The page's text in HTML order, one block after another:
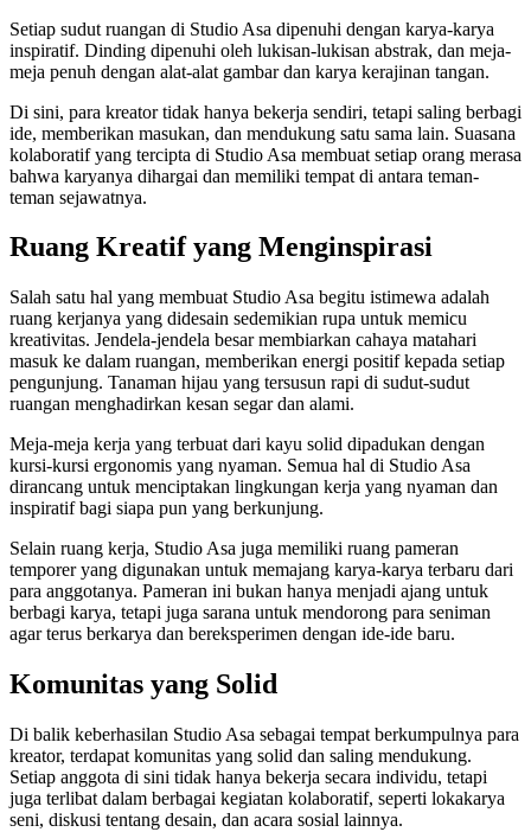
Setiap sudut ruangan di Studio Asa dipenuhi dengan karya-karya
inspiratif. Dinding dipenuhi oleh lukisan-lukisan abstrak, dan meja-
meja penuh dengan alat-alat gambar dan karya kerajinan tangan.
Di sini, para kreator tidak hanya bekerja sendiri, tetapi saling berbagi
ide, memberikan masukan, dan mendukung satu sama lain. Suasana
kolaboratif yang tercipta di Studio Asa membuat setiap orang merasa
bahwa karyanya dihargai dan memiliki tempat di antara teman-
teman sejawatnya.
Ruang Kreatif yang Menginspirasi
Salah satu hal yang membuat Studio Asa begitu istimewa adalah
ruang kerjanya yang didesain sedemikian rupa untuk memicu
kreativitas. Jendela-jendela besar membiarkan cahaya matahari
masuk ke dalam ruangan, memberikan energi positif kepada setiap
pengunjung. Tanaman hijau yang tersusun rapi di sudut-sudut
ruangan menghadirkan kesan segar dan alami.
Meja-meja kerja yang terbuat dari kayu solid dipadukan dengan
kursi-kursi ergonomis yang nyaman. Semua hal di Studio Asa
dirancang untuk menciptakan lingkungan kerja yang nyaman dan
inspiratif bagi siapa pun yang berkunjung.
Selain ruang kerja, Studio Asa juga memiliki ruang pameran
temporer yang digunakan untuk memajang karya-karya terbaru dari
para anggotanya. Pameran ini bukan hanya menjadi ajang untuk
berbagi karya, tetapi juga sarana untuk mendorong para seniman
agar terus berkarya dan bereksperimen dengan ide-ide baru.
Komunitas yang Solid
Di balik keberhasilan Studio Asa sebagai tempat berkumpulnya para
kreator, terdapat komunitas yang solid dan saling mendukung.
Setiap anggota di sini tidak hanya bekerja secara individu, tetapi
juga terlibat dalam berbagai kegiatan kolaboratif, seperti lokakarya
seni, diskusi tentang desain, dan acara sosial lainnya.